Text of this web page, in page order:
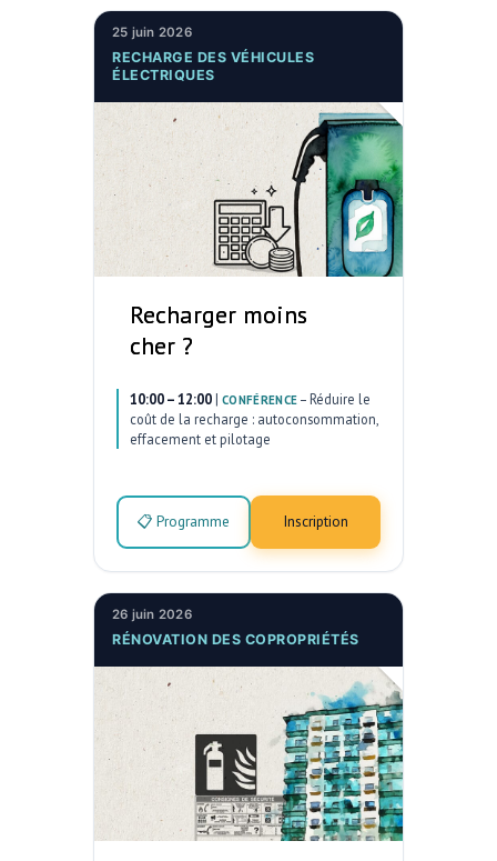
25 juin 2026
RECHARGE DES VÉHICULES
ÉLECTRIQUES
Recharger moins
cher ?
10:00 – 12:00 | CONFÉRENCE – Réduire le
coût de la recharge : autoconsommation,
effacement et pilotage
📋 Programme Inscription
26 juin 2026
RÉNOVATION DES COPROPRIÉTÉS